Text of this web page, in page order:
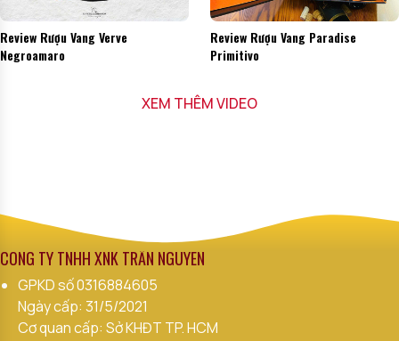
Review Rượu Vang Verve
Negroamaro
Review Rượu Vang Paradise
Primitivo
XEM THÊM VIDEO
CÔNG TY TNHH XNK TRẦN NGUYÊN
GPKD số0316884605
Ngày cấp: 31/5/2021
Cơ quan cấp: Sở KHĐT TP. HCM